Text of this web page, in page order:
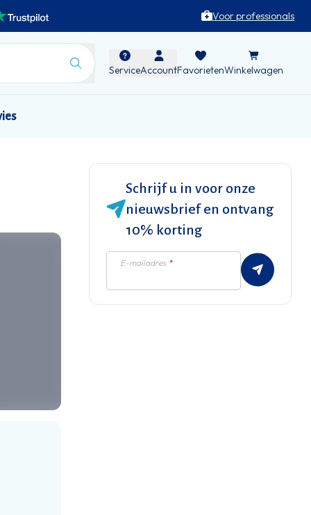
Voor professionals
ServiceAccountFavorietenWinkelwagen
Schrijf u in voor onze
nieuwsbrief en ontvang
10% korting
E-mailadres*